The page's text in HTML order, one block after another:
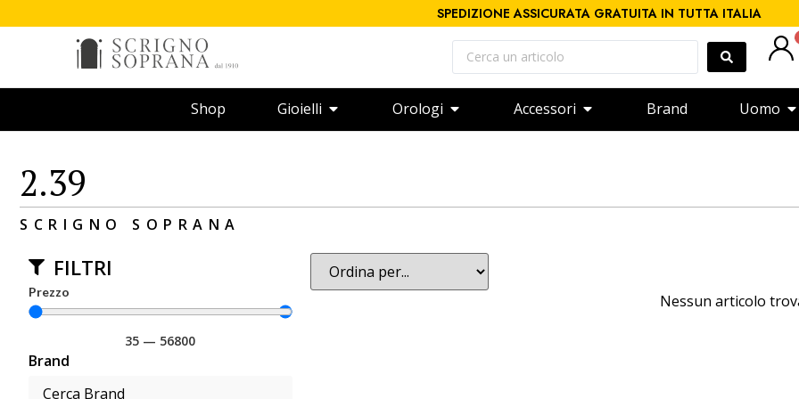
SPEDIZIONE ASSICURATA GRATUITA IN TUTTA ITALIA
Shop Gioielli Orologi Accessori Brand Uomo
2.39
SCRIGNO SOPRANA
FILTRI
Prezzo
35 — 56800
Brand
Nessun articolo